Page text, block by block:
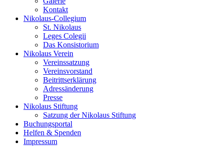
Kontakt
Nikolaus-Collegium
St. Nikolaus
Leges Colegii
Das Konsistorium
Nikolaus Verein
Vereinssatzung
Vereinsvorstand
Beitrittserklärung
Adressänderung
Presse
Nikolaus Stiftung
Satzung der Nikolaus Stiftung
Buchungsportal
Helfen & Spenden
Impressum